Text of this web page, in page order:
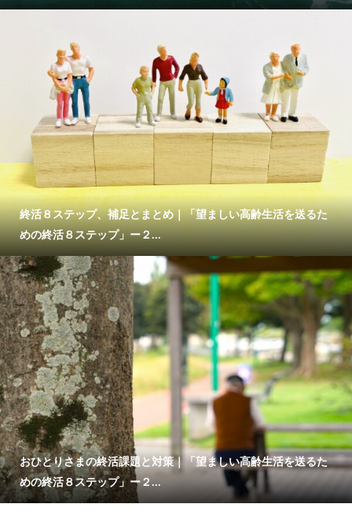
終活８ステップ、補足とまとめ｜「望ましい高齢生活を送るた
めの終活８ステップ」ー２...
おひとりさまの終活課題と対策｜「望ましい高齢生活を送るた
めの終活８ステップ」ー２...